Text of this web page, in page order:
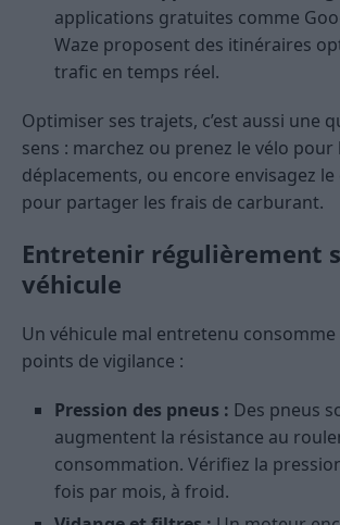
applications gratuites comme
Waze proposent des itinéraires
trafic en temps réel.
Optimiser ses trajets, c’est aussi une
sens : marchez ou prenez le vélo pour
déplacements, ou encore envisagez
pour partager les frais de carburant.
Entretenir régulièrement
véhicule
Un véhicule mal entretenu consomme
points de vigilance :
Pression des pneus : Des pneus
augmentent la résistance au
consommation. Vérifiez la
fois par mois, à froid.